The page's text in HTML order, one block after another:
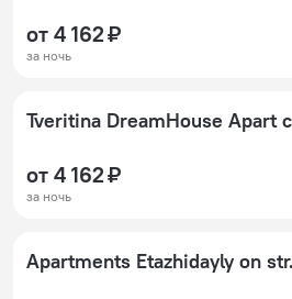
от 4 162 ₽
за ночь
Tveritina DreamHouse Apart
от 4 162 ₽
за ночь